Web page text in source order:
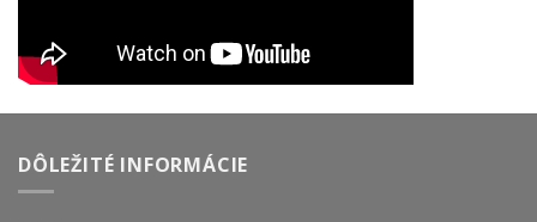
DÔLEŽITÉ INFORMÁCIE